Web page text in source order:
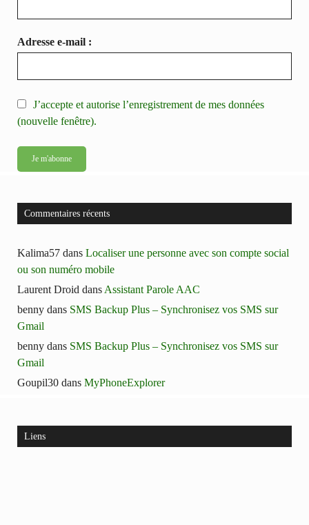
Adresse e-mail :
J’accepte et autorise l’enregistrement de mes données
(nouvelle fenêtre).
Commentaires récents
Kalima57 dans Localiser une personne avec son compte social
ou son numéro mobile
Laurent Droid dans Assistant Parole AAC
benny dans SMS Backup Plus – Synchronisez vos SMS sur
Gmail
benny dans SMS Backup Plus – Synchronisez vos SMS sur
Gmail
Goupil30 dans MyPhoneExplorer
Liens